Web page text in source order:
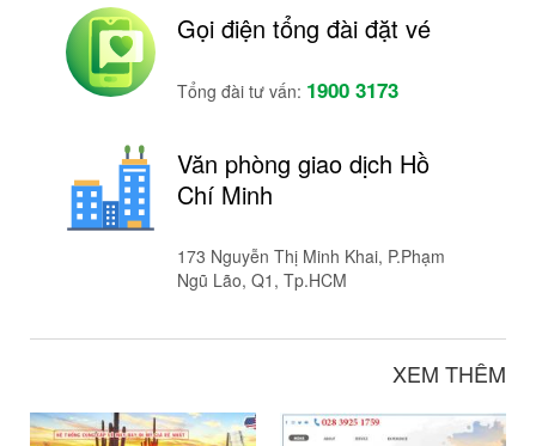
Gọi điện tổng đài đặt vé
Tổng đài tư vấn: 1900 3173
Văn phòng giao dịch Hồ
Chí Minh
173 Nguyễn Thị Minh Khai, P.Phạm
Ngũ Lão, Q1, Tp.HCM
XEM THÊM